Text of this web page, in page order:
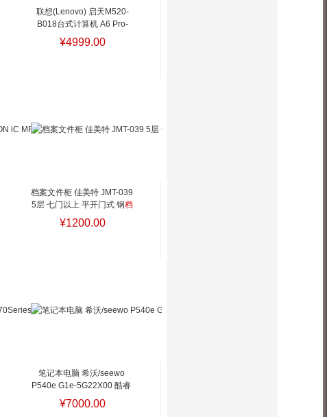
联想(Lenovo) 启天M520-
B018台式计算机 A6 Pro-
8580/B450主
板/4GB/256GB SSD/无光
板/4GB/256GB SSD/无光
驱/180W电源/PS2键盘/USB
¥4999.00
档案文件柜 佳美特 JMT-039
5层 七门以上 平开门式 钢档
案文件柜 佳美特 JMT-039 5
层 七门以上 平开门式 钢
¥1200.00
笔记本电脑 希沃/seewo
P540e G1e-5G22X00 酷睿
I5-13420H 14 集成显卡 共
享内存 512GB Windows 11
¥7000.00